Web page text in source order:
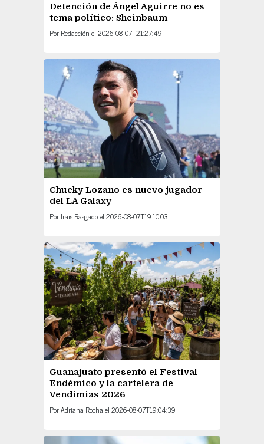
Detención de Ángel Aguirre no es
tema político: Sheinbaum
Por Redacción el 2026-08-07T21:27:49
Chucky Lozano es nuevo jugador
del LA Galaxy
Por Irais Rasgadoel 2026-08-07T19:10:03
Guanajuato presentó el Festival
Endémico y la cartelera de
Vendimias 2026
PorAdriana Rocha el 2026-08-07T19:04:39